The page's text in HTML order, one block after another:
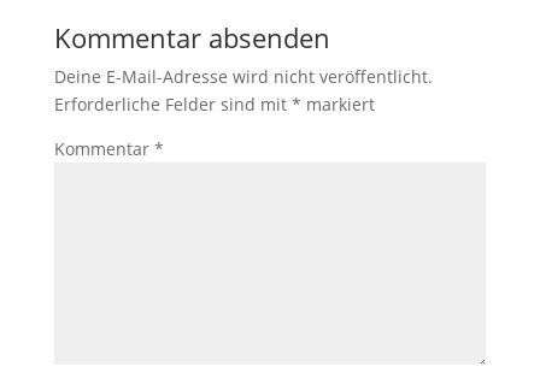
Kommentar absenden
Deine E-Mail-Adresse wird nicht veröffentlicht.
Erforderliche Felder sind mit * markiert
Kommentar *